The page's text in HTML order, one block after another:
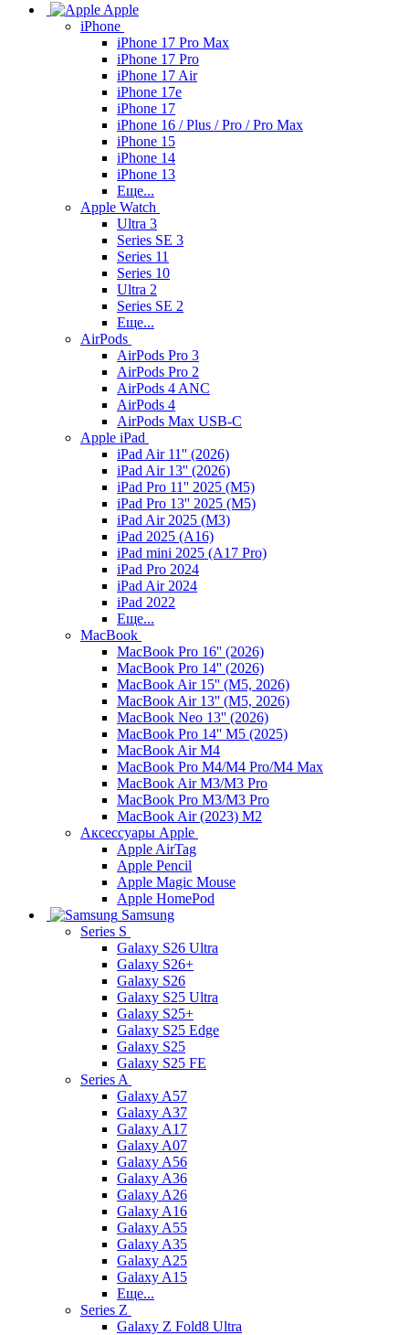
Apple
iPhone
iPhone 17 Pro Max
iPhone 17 Pro
iPhone 17 Air
iPhone 17e
iPhone 17
iPhone 16 / Plus / Pro / Pro Max
iPhone 15
iPhone 14
iPhone 13
Еще...
Apple Watch
Ultra 3
Series SE 3
Series 11
Series 10
Ultra 2
Series SE 2
Еще...
AirPods
AirPods Pro 3
AirPods Pro 2
AirPods 4 ANC
AirPods 4
AirPods Max USB-C
Apple iPad
iPad Air 11'' (2026)
iPad Air 13'' (2026)
iPad Pro 11'' 2025 (M5)
iPad Pro 13'' 2025 (M5)
iPad Air 2025 (M3)
iPad 2025 (A16)
iPad mini 2025 (A17 Pro)
iPad Pro 2024
iPad Air 2024
iPad 2022
Еще...
MacBook
MacBook Pro 16'' (2026)
MacBook Pro 14'' (2026)
MacBook Air 15'' (M5, 2026)
MacBook Air 13'' (M5, 2026)
MacBook Neo 13'' (2026)
MacBook Pro 14'' M5 (2025)
MacBook Air M4
MacBook Pro M4/M4 Pro/M4 Max
MacBook Air M3/M3 Pro
MacBook Pro M3/M3 Pro
MacBook Air (2023) M2
Аксессуары Apple
Apple AirTag
Apple Pencil
Apple Magic Mouse
Apple HomePod
Samsung
Series S
Galaxy S26 Ultra
Galaxy S26+
Galaxy S26
Galaxy S25 Ultra
Galaxy S25+
Galaxy S25 Edge
Galaxy S25
Galaxy S25 FE
Series A
Galaxy A57
Galaxy A37
Galaxy A17
Galaxy A07
Galaxy A56
Galaxy A36
Galaxy A26
Galaxy A16
Galaxy A55
Galaxy A35
Galaxy A25
Galaxy A15
Еще...
Series Z
Galaxy Z Fold8 Ultra